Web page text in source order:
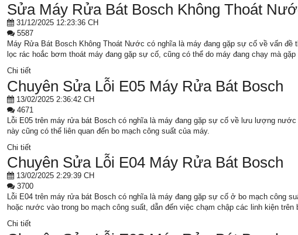
Sửa Máy Rửa Bát Bosch Không Thoát
31/12/2025 12:23:36 CH
5587
Máy Rửa Bát Bosch Không Thoát Nước có nghĩa là máy đang gặp sự cố về vấn
lọc rác hoắc bơm thoát máy đang gặp sự cố, cũng có thể do máy đang chạy mà
Chi tiết
Chuyên Sửa Lỗi E05 Máy Rửa Bát Bosch
13/02/2025 2:36:42 CH
4671
Lỗi E05 trên máy rửa bát Bosch có nghĩa là máy đang gặp sự cố về lưu lượng
này cũng có thể liên quan đến bo mạch công suất của máy.
Chi tiết
Chuyên Sửa Lỗi E04 Máy Rửa Bát Bosch
13/02/2025 2:29:39 CH
3700
Lỗi E04 trên máy rửa bát Bosch có nghĩa là máy đang gặp sự cố ở bo mạch công
hoặc nước vào trong bo mạch công suất, dẫn đến việc chạm chập các linh kiện trên
Chi tiết